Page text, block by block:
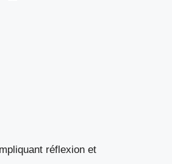
réflexion et